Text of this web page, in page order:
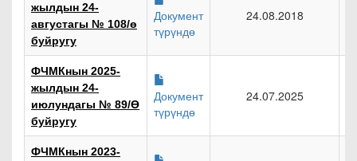
жылдын 24-
августагы № 108/ө
буйругу
Документ
түрүндө
24.08.2018
ФЧМКнын 2025-
жылдын 24-
июлундагы № 89/Ө
буйругу
Документ
түрүндө
24.07.2025
ФЧМКнын 2023-